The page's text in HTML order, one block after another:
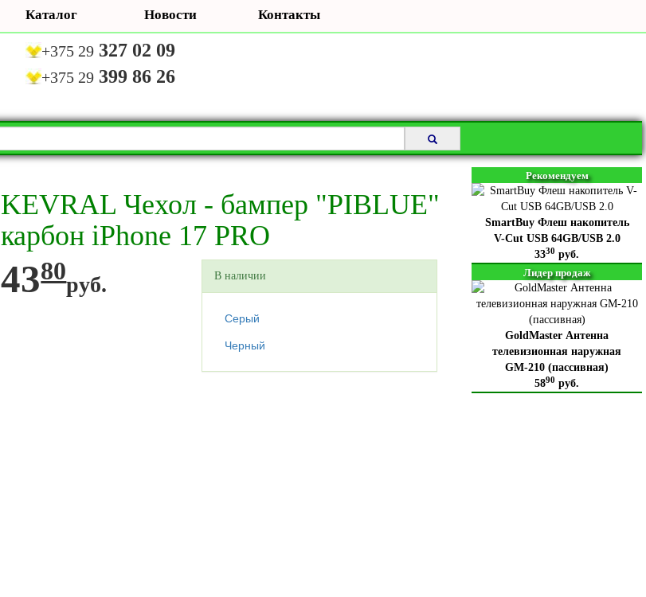
Каталог Новости Контакты
+375 29 327 02 09
+375 29 399 86 26
KEVRAL Чехол - бампер "PIBLUE"
карбон iPhone 17 PRO
4380руб. В наличии
Серый
Черный
Рекомендуем
SmartBuy Флеш накопитель
V-Cut USB 64GB/USB 2.0
3330 руб.
Лидер продаж
GoldMaster Антенна
телевизионная наружная
GM-210 (пассивная)
5890 руб.